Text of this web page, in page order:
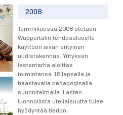
2008
Tammikuussa 2008 otetaan
Wuppertalin tehdasalueella
käyttöön aivan erityinen
uudisrakennus. Yrityksen
lastentarha aloittaa
toimintansa 18 lapsella ja
haastavalla pedagogisella
suunnitelmalla: Lasten
luonnollista uteliaisuutta tulee
hyödyntää tiedon